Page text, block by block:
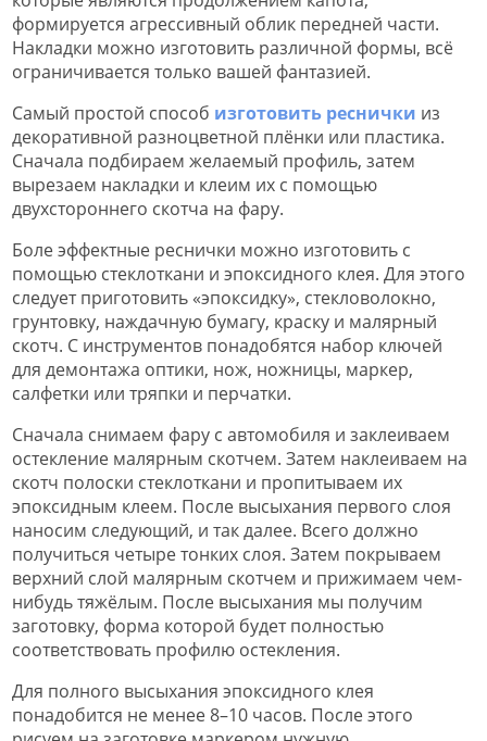
формируется агрессивный облик передней части.
Накладки можно изготовить различной формы, всё
ограничивается только вашей фантазией.
Самый простой способ изготовить реснички из
декоративной разноцветной плёнки или пластика.
Сначала подбираем желаемый профиль, затем
вырезаем накладки и клеим их с помощью
двухстороннего скотча на фару.
Боле эффектные реснички можно изготовить с
помощью стеклоткани и эпоксидного клея. Для этого
следует приготовить «эпоксидку», стекловолокно,
грунтовку, наждачную бумагу, краску и малярный
скотч. С инструментов понадобятся набор ключей
для демонтажа оптики, нож, ножницы, маркер,
салфетки или тряпки и перчатки.
Сначала снимаем фару с автомобиля и заклеиваем
остекление малярным скотчем. Затем наклеиваем на
скотч полоски стеклоткани и пропитываем их
эпоксидным клеем. После высыхания первого слоя
наносим следующий, и так далее. Всего должно
получиться четыре тонких слоя. Затем покрываем
верхний слой малярным скотчем и прижимаем чем-
нибудь тяжёлым. После высыхания мы получим
заготовку, форма которой будет полностью
соответствовать профилю остекления.
Для полного высыхания эпоксидного клея
понадобится не менее 8–10 часов. После этого